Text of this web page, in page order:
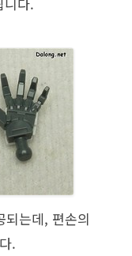
되는데, 편손의
.